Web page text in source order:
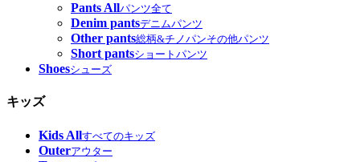
Pants Allパンツ全て
Denim pantsデニムパンツ
Other pants総柄&チノパンその他パンツ
Short pantsショートパンツ
Shoesシューズ
キッズ
Kids Allすべてのキッズ
Outerアウター